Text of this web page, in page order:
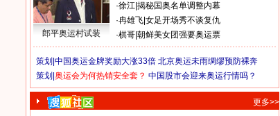
郎平奥运村试装
·徐江 揭秘国奥名单调整内幕
·冉雄飞 女足开场秀不谈复仇
·棋哥 朝鲜美女团强要奥运票
策划| 中国奥运金牌奖励大涨33倍 北京奥运未雨绸缪预防裸奔
策划| 奥运会为何热销安全套？ 中国股市会迎来奥运行情吗？
更多>>